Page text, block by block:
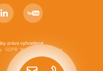
Rýchly
práva vyhradené
GDPR Nastavenia cookies
LinkedIn YouTube